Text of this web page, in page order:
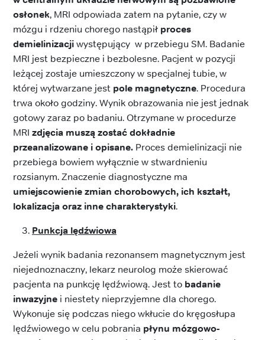
osłonek, MRI odpowiada zatem na pytanie, czy w
mózgu i rdzeniu chorego nastąpił proces
demielinizacjiwystępujący w przebiegu SM. Badanie
MRI jest bezpieczne i bezbolesne. Pacjent w pozycji
leżącej zostaje umieszczony w specjalnej tubie, w
której wytwarzane jest pole magnetyczne. Procedura
trwa około godziny. Wynik obrazowania nie jest jednak
gotowy zaraz po badaniu. Otrzymane w procedurze
MRI zdjęcia muszą zostać dokładnie
przeanalizowane i opisane. Proces demielinizacji nie
przebiega bowiem wyłącznie w stwardnieniu
rozsianym. Znaczenie diagnostyczne ma
umiejscowienie zmian chorobowych, ich kształt,
lokalizacja oraz inne charakterystyki.
Punkcja lędźwiowa
Jeżeli wynik badania rezonansem magnetycznym jest
niejednoznaczny, lekarz neurolog może skierować
pacjenta na punkcję lędźwiową. Jest to badanie
inwazyjne i niestety nieprzyjemne dla chorego.
Wykonuje się podczas niego wkłucie do kręgosłupa
lędźwiowego w celu pobrania płynu mózgowo-